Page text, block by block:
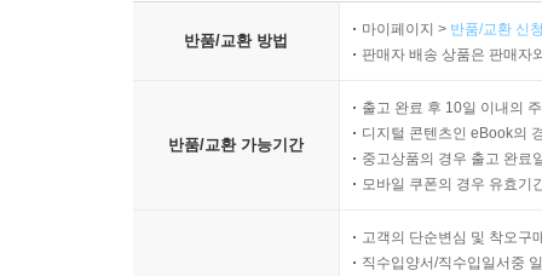
반품/교환 방법
마이페이지 > 반품/교환 신
판매자 배송 상품은 판매자
반품/교환 가능기간
출고 완료 후 10일 이내의
디지털 콘텐츠인 eBook의
중고상품의 경우 출고 완료
모바일 쿠폰의 경우 유효기
고객의 단순변심 및 착오구
직수입양서/직수입일서중